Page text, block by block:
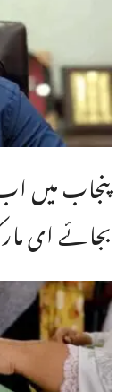
پنجاب میں
بجائے ای